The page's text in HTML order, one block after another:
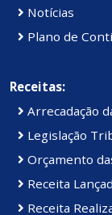
Notícias
Plano de
Receitas:
Arrecadação
Legislação
Orçamento
Receita
Receita